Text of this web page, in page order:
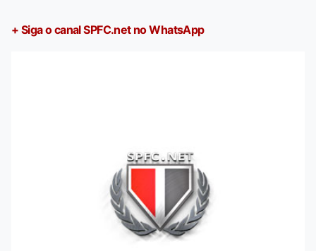
+ Siga o canal SPFC.net no WhatsApp